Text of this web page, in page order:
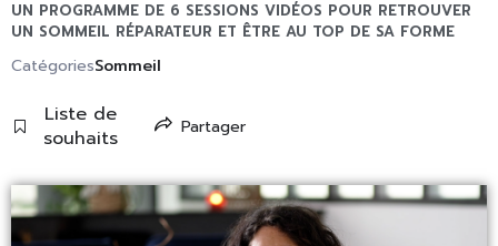
UN PROGRAMME DE 6 SESSIONS VIDÉOS POUR RETROUVER
UN SOMMEIL RÉPARATEUR ET ÊTRE AU TOP DE SA FORME
CatégoriesSommeil
Liste de
souhaits
Partager